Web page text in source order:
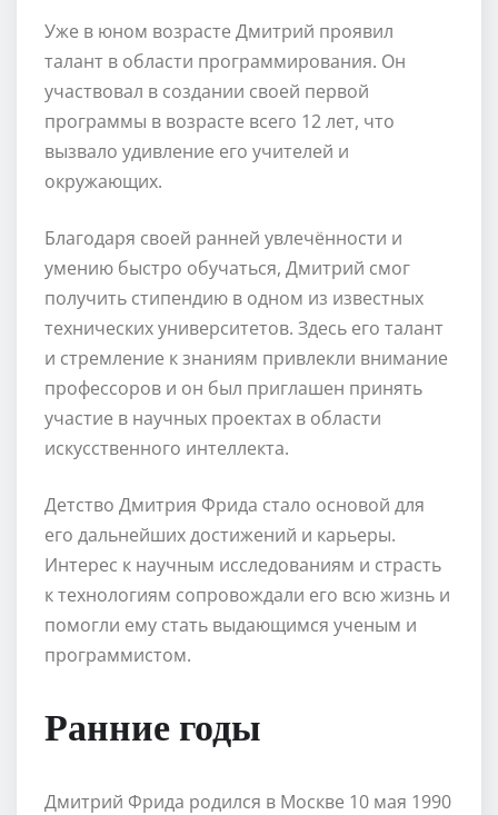
Уже в юном возрасте Дмитрий проявил
талант в области программирования. Он
участвовал в создании своей первой
программы в возрасте всего 12 лет, что
вызвало удивление его учителей и
окружающих.
Благодаря своей ранней увлечённости и
умению быстро обучаться, Дмитрий смог
получить стипендию в одном из известных
технических университетов. Здесь его талант
и стремление к знаниям привлекли внимание
профессоров и он был приглашен принять
участие в научных проектах в области
искусственного интеллекта.
Детство Дмитрия Фрида стало основой для
его дальнейших достижений и карьеры.
Интерес к научным исследованиям и страсть
к технологиям сопровождали его всю жизнь и
помогли ему стать выдающимся ученым и
программистом.
Ранние годы
Дмитрий Фрида родился в Москве 10 мая 1990